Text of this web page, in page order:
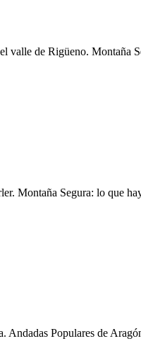
valle de Rigüeno. Montaña
Montaña Segura: lo que
Andadas Populares de